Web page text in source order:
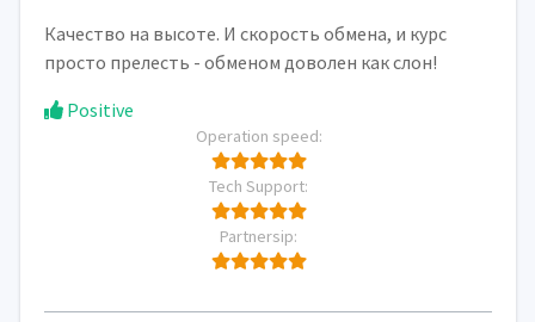
Качество на высоте. И скорость обмена, и курс
просто прелесть - обменом доволен как слон!
Positive
Operation speed:
Tech Support:
Partnersip: